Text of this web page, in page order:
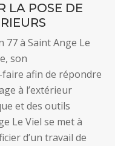
LA POSE DE
à Saint Ange Le
son
afin de répondre
à l’extérieur
et des outils
Le Viel se met à
d’un travail de